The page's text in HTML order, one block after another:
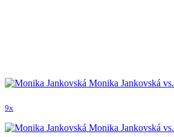
Monika Jankovská vs.
9x
Monika Jankovská vs.